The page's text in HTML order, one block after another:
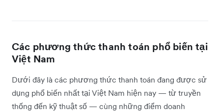
Các phương thức thanh toán phổ biến tại
Việt Nam
Dưới đây là các phương thức thanh toán đang được sử
dụng phổ biến nhất tại Việt Nam hiện nay — từ truyền
thống đến kỹ thuật số — cùng những điểm doanh